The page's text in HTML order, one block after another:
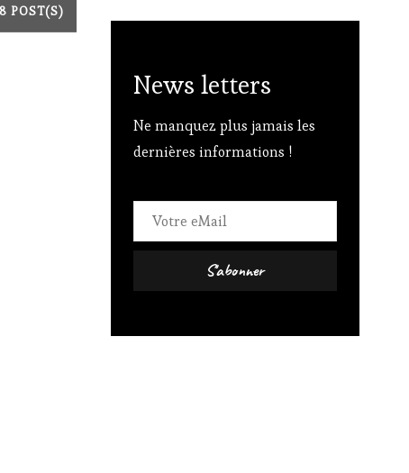
8 POST(S)
News letters
Ne manquez plus jamais les
dernières informations !